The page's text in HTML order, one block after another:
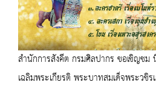
สำนักการสังคีต กรมศิลปากร ขอเชิญชม
เฉลิมพระเกียรติ พระบาทสมเด็จพระวชิร